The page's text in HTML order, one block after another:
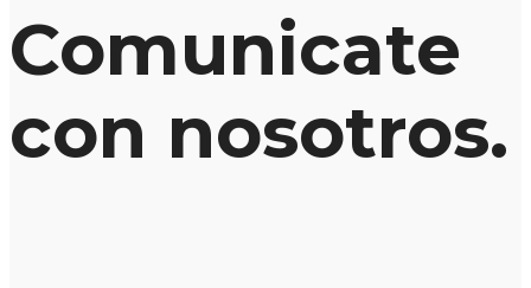
Comunicate
con nosotros.